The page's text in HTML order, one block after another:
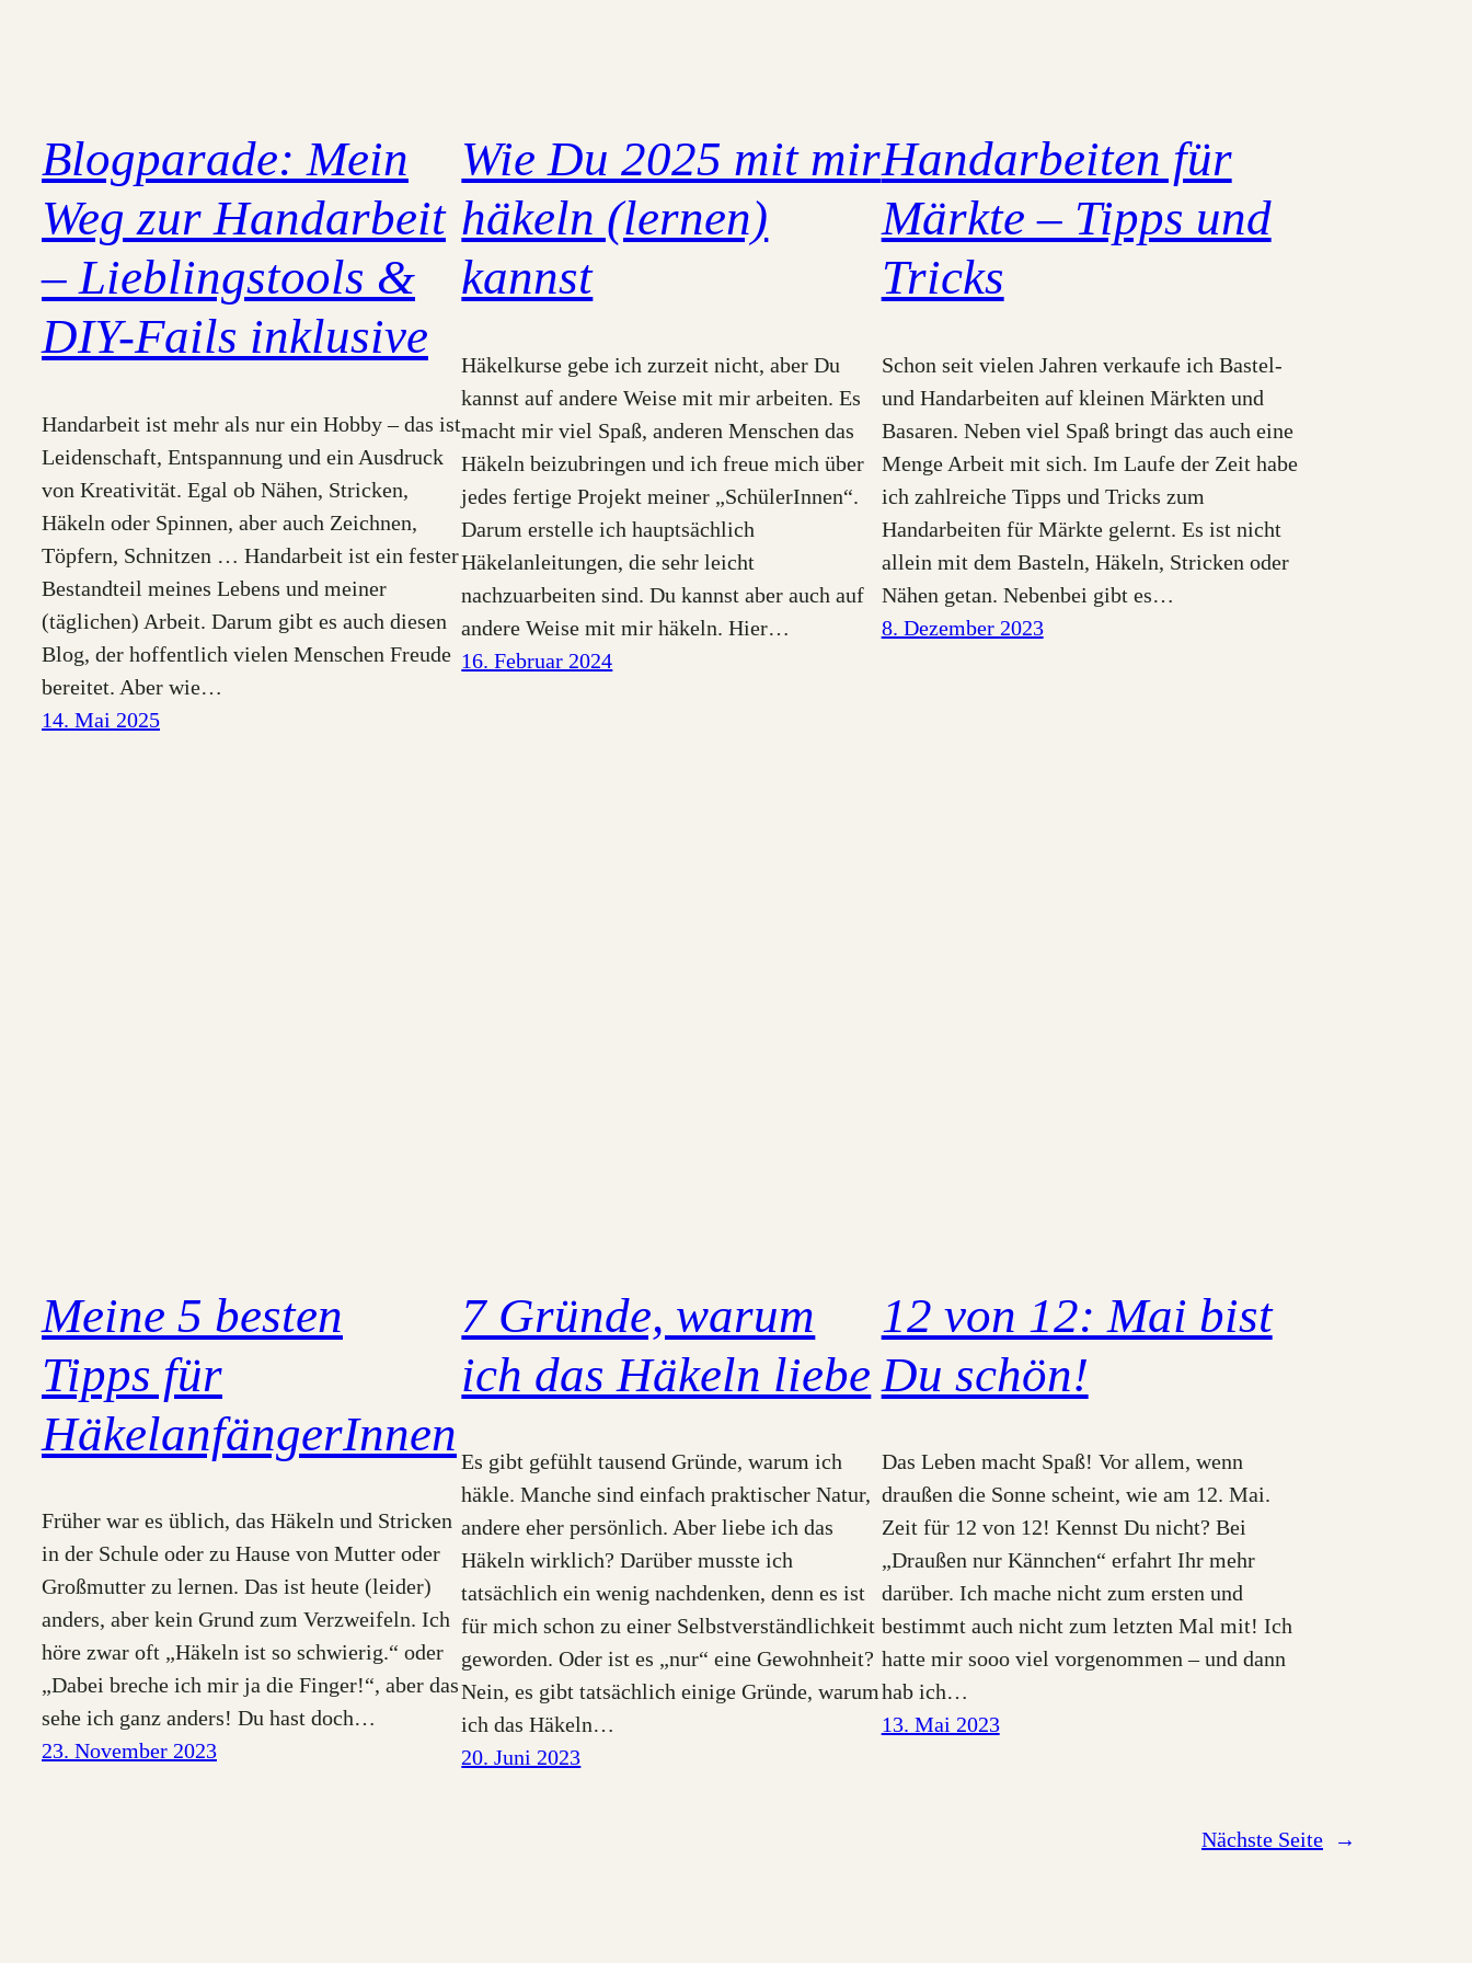
Blogparade: Mein
Weg zur Handarbeit
– Lieblingstools &
DIY-Fails inklusive
Handarbeit ist mehr als nur ein Hobby – das ist
Leidenschaft, Entspannung und ein Ausdruck
von Kreativität. Egal ob Nähen, Stricken,
Häkeln oder Spinnen, aber auch Zeichnen,
Töpfern, Schnitzen … Handarbeit ist ein fester
Bestandteil meines Lebens und meiner
(täglichen) Arbeit. Darum gibt es auch diesen
Blog, der hoffentlich vielen Menschen Freude
bereitet. Aber wie…
14. Mai 2025
Wie Du 2025 mit mir
häkeln (lernen)
kannst
Häkelkurse gebe ich zurzeit nicht, aber Du
kannst auf andere Weise mit mir arbeiten. Es
macht mir viel Spaß, anderen Menschen das
Häkeln beizubringen und ich freue mich über
jedes fertige Projekt meiner „SchülerInnen“.
Darum erstelle ich hauptsächlich
Häkelanleitungen, die sehr leicht
nachzuarbeiten sind. Du kannst aber auch auf
andere Weise mit mir häkeln. Hier…
16. Februar 2024
Handarbeiten für
Märkte – Tipps und
Tricks
Schon seit vielen Jahren verkaufe ich Bastel-
und Handarbeiten auf kleinen Märkten und
Basaren. Neben viel Spaß bringt das auch eine
Menge Arbeit mit sich. Im Laufe der Zeit habe
ich zahlreiche Tipps und Tricks zum
Handarbeiten für Märkte gelernt. Es ist nicht
allein mit dem Basteln, Häkeln, Stricken oder
Nähen getan. Nebenbei gibt es…
8. Dezember 2023
Meine 5 besten
Tipps für
HäkelanfängerInnen
Früher war es üblich, das Häkeln und Stricken
in der Schule oder zu Hause von Mutter oder
Großmutter zu lernen. Das ist heute (leider)
anders, aber kein Grund zum Verzweifeln. Ich
höre zwar oft „Häkeln ist so schwierig.“ oder
„Dabei breche ich mir ja die Finger!“, aber das
sehe ich ganz anders! Du hast doch…
23. November 2023
7 Gründe, warum
ich das Häkeln liebe
Es gibt gefühlt tausend Gründe, warum ich
häkle. Manche sind einfach praktischer Natur,
andere eher persönlich. Aber liebe ich das
Häkeln wirklich? Darüber musste ich
tatsächlich ein wenig nachdenken, denn es ist
für mich schon zu einer Selbstverständlichkeit
geworden. Oder ist es „nur“ eine Gewohnheit?
Nein, es gibt tatsächlich einige Gründe, warum
ich das Häkeln…
20. Juni 2023
12 von 12: Mai bist
Du schön!
Das Leben macht Spaß! Vor allem, wenn
draußen die Sonne scheint, wie am 12. Mai.
Zeit für 12 von 12! Kennst Du nicht? Bei
„Draußen nur Kännchen“ erfahrt Ihr mehr
darüber. Ich mache nicht zum ersten und
bestimmt auch nicht zum letzten Mal mit! Ich
hatte mir sooo viel vorgenommen – und dann
hab ich…
13. Mai 2023
Nächste Seite →